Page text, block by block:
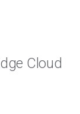
Cloud